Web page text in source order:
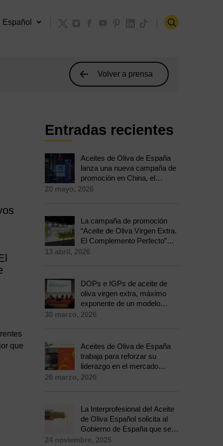
Volver a prensa
que
Entradas recientes
Aceites de Oliva de España
lanza una nueva campaña de
promoción en China, el
mercado con más potencial
20 mayo, 2026
La campaña de promoción
“Aceite de Oliva Virgen Extra.
El Complemento Perfecto”
conquista 342.000 nuevos
2025
13 abril, 2026
DOPs e IGPs de aceite de
oliva virgen extra, máximo
exponente de un modelo
netamente europeo que prima
30 marzo, 2026
Aceites de Oliva de España
trabaja para reforzar su
liderazgo en el mercado
australiano
26 marzo, 2026
La Interprofesional del Aceite
de Oliva Español solicita al
Gobierno de España que se
sume a la Propuesta de
24 noviembre, 2025